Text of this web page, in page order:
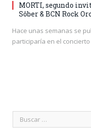
MORTI, segundo
Sôber & BCN Rock
Hace unas semanas se
participaría en el